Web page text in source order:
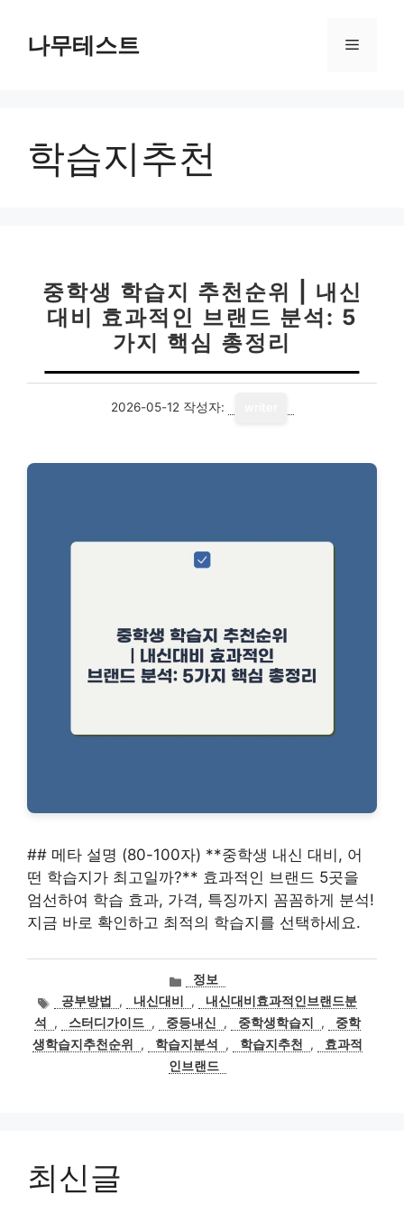
나무테스트 메
학습지추천
중학생 학습지 추천순위 | 내신
대비 효과적인 브랜드 분석: 5
가지 핵심 총정리
2026-05-12 작성자:
## 메타 설명 (80-100자) **중학생 내신 대비, 어
떤 학습지가 최고일까?** 효과적인 브랜드 5곳을
엄선하여 학습 효과, 가격, 특징까지 꼼꼼하게 분석!
지금 바로 확인하고 최적의 학습지를 선택하세요.
카
고
리
정보
태공부방법 , 내신대비 ,
내신대비효과적인브랜드분
석
, 스터디가이드 , 중등내신 , 중학생학습지 ,
중학
생학습지추천순위
, 학습지분석 , 학습지추천 ,
효과적
인브랜드
최신글